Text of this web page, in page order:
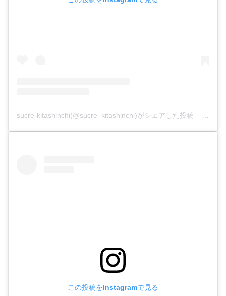
sucre-kitashinchi(@sucre_kitashinchi)がシェアした投稿 –
この投稿をInstagramで見る